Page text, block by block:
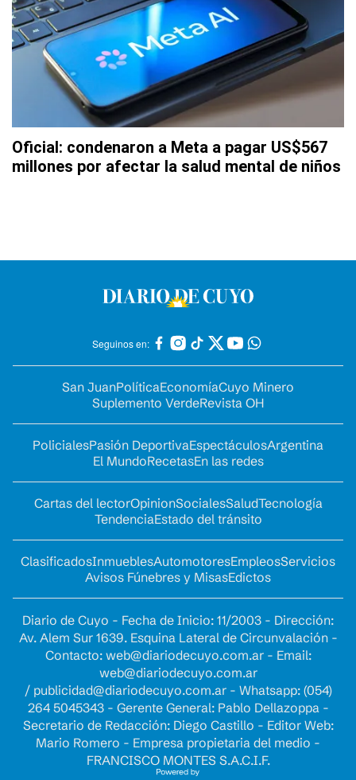
Oficial: condenaron a Meta a pagar US$567
millones por afectar la salud mental de niños
Seguinos en:
San JuanPolíticaEconomíaCuyo Minero
Suplemento VerdeRevista OH
PolicialesPasión DeportivaEspectáculosArgentina
El MundoRecetasEn las redes
Cartas del lectorOpinionSocialesSaludTecnología
TendenciaEstado del tránsito
ClasificadosInmueblesAutomotoresEmpleosServicios
Avisos Fúnebres y MisasEdictos
Diario de Cuyo - Fecha de Inicio: 11/2003 - Dirección:
Av. Alem Sur 1639. Esquina Lateral de Circunvalación -
Contacto: web@diariodecuyo.com.ar- Email:
web@diariodecuyo.com.ar
/ publicidad@diariodecuyo.com.ar- Whatsapp: (054)
264 5045343 - Gerente General: Pablo Dellazoppa -
Secretario de Redacción: Diego Castillo - Editor Web:
Mario Romero - Empresa propietaria del medio -
FRANCISCO MONTES S.A.C.I.F.